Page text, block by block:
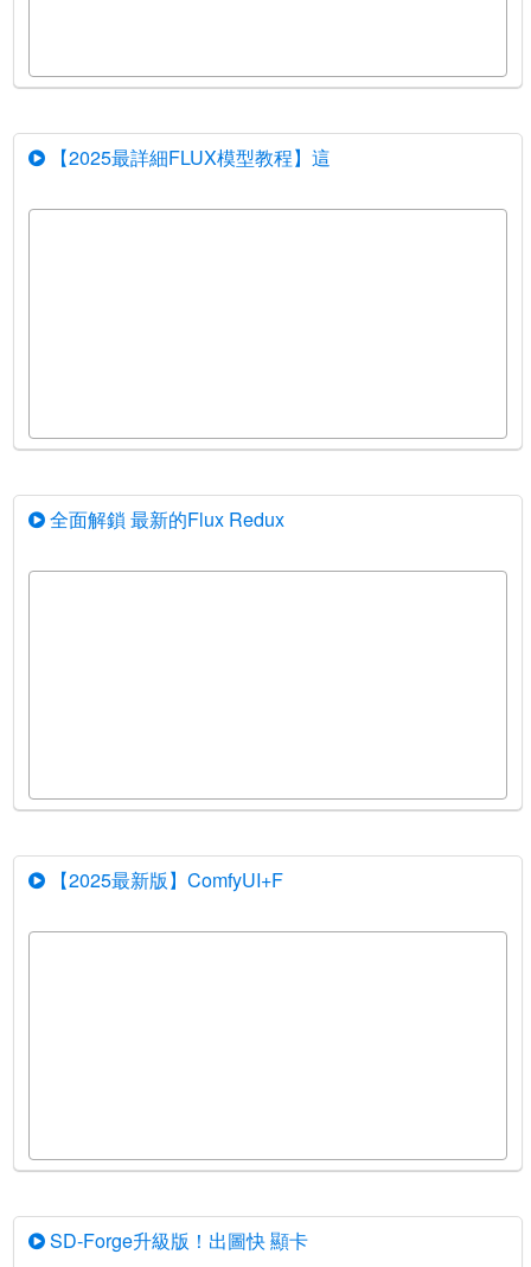
【2025最詳細FLUX模型教程】這
全面解鎖 最新的Flux Redux
【2025最新版】ComfyUI+F
SD-Forge升級版！出圖快 顯卡